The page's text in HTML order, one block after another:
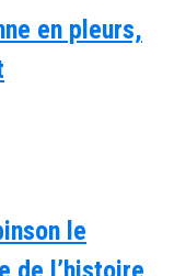
en pleurs,
le